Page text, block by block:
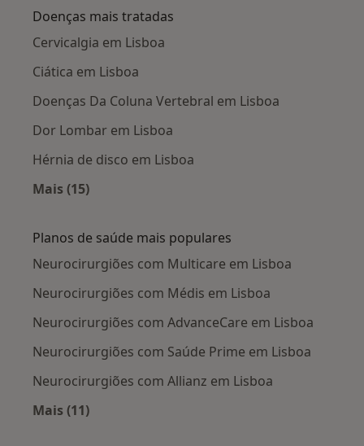
Doenças mais tratadas
Cervicalgia em Lisboa
Ciática em Lisboa
Doenças Da Coluna Vertebral em Lisboa
Dor Lombar em Lisboa
Hérnia de disco em Lisboa
Mais (15)
Planos de saúde mais populares
Neurocirurgiões com Multicare em Lisboa
Neurocirurgiões com Médis em Lisboa
Neurocirurgiões com AdvanceCare em Lisboa
Neurocirurgiões com Saúde Prime em Lisboa
Neurocirurgiões com Allianz em Lisboa
Mais (11)